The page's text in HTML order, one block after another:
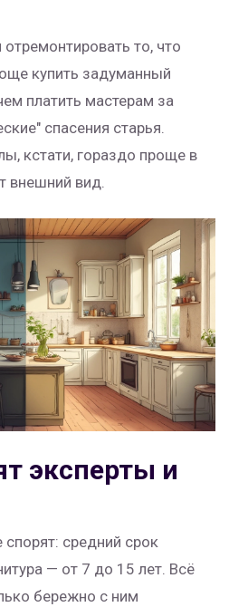
то, что
купить задуманный
платить мастерам за
спасения старья.
кстати, гораздо проще в
внешний вид.
эксперты и
средний срок
— от 7 до 15 лет. Всё
бережно с ним